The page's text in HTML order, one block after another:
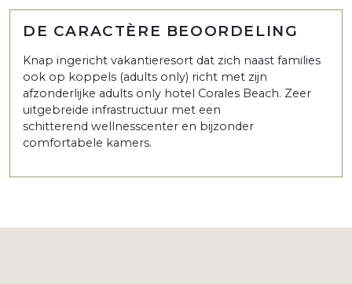
DE CARACTÈRE BEOORDELING
Knap ingericht vakantieresort dat zich naast families
ook op koppels (adults only) richt met zijn
afzonderlijke adults only hotel Corales Beach. Zeer
uitgebreide infrastructuur met een
schitterend wellnesscenter en bijzonder
comfortabele kamers.